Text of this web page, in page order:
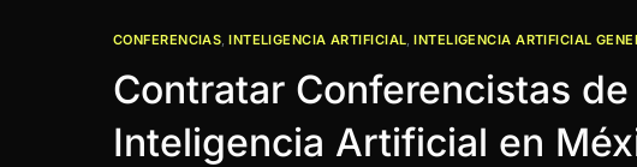
CONFERENCIAS ,INTELIGENCIA ARTIFICIAL ,INTELIGENCIA ARTIFICIAL
Contratar Conferencistas de
Inteligencia Artificial en